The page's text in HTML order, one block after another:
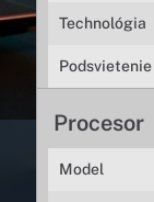
Technológia
Podsvietenie
Procesor
Model